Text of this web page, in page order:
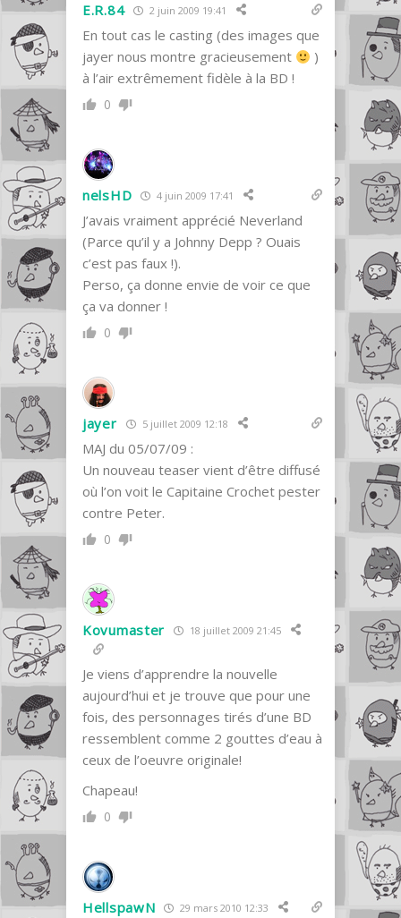
E.R.84 2 juin 2009 19:41
En tout cas le casting (des images que
jayer nous montre gracieusement
)
à l’air extrêmement fidèle à la BD !
0
nelsHD 4 juin 2009 17:41
J’avais vraiment apprécié Neverland
(Parce qu’il y a Johnny Depp ? Ouais
c’est pas faux !).
Perso, ça donne envie de voir ce que
ça va donner !
0
jayer 5 juillet 2009 12:18
MAJ du 05/07/09 :
Un nouveau teaser vient d’être diffusé
où l’on voit le Capitaine Crochet pester
contre Peter.
0
Kovumaster 18 juillet 2009 21:45
Je viens d’apprendre la nouvelle
aujourd’hui et je trouve que pour une
fois, des personnages tirés d’une BD
ressemblent comme 2 gouttes d’eau à
ceux de l’oeuvre originale!
Chapeau!
0
HellspawN 29 mars 2010 12:33